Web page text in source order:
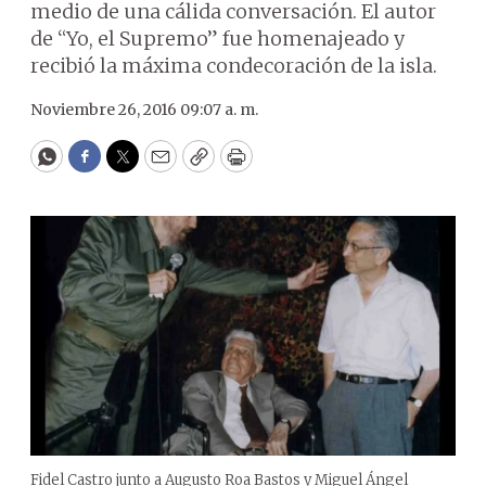
medio de una cálida conversación. El autor
de “Yo, el Supremo” fue homenajeado y
recibió la máxima condecoración de la isla.
Noviembre 26, 2016 09:07 a. m.
WhatsApp
Facebook
Twitter
EmailCopyPrint
Fidel Castro junto a Augusto Roa Bastos y Miguel Ángel